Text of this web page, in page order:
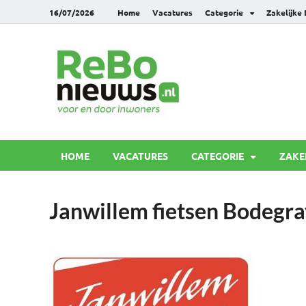
16/07/2026 Home Vacatures Categorie Zakelijke
HOME VACATURES CATEGORIE
Janwillem fietsen